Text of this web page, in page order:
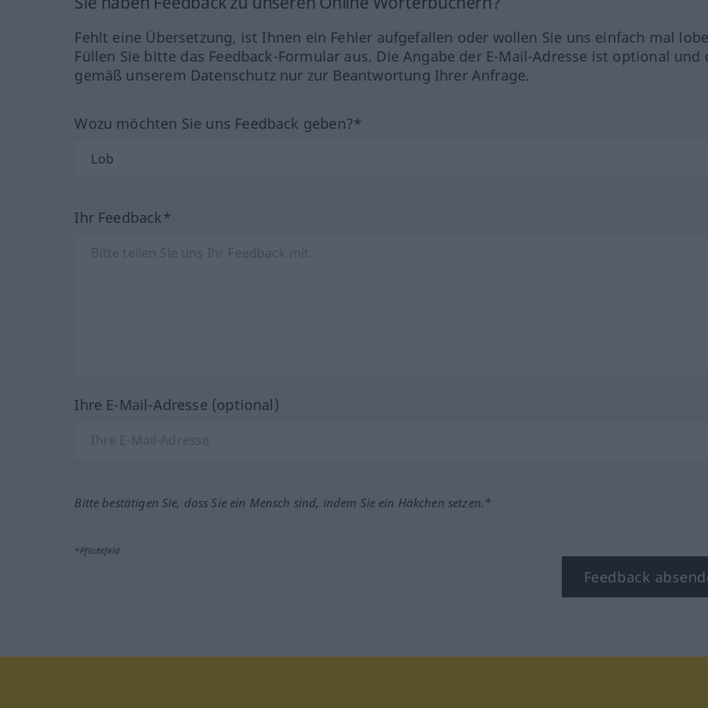
Fehlt eine Übersetzung, ist Ihnen ein Fehler aufgefallen oder wollen Sie uns einfach mal
Füllen Sie bitte das Feedback-Formular aus. Die Angabe der E-Mail-Adresse ist optional und
gemäß unserem Datenschutz nur zur Beantwortung Ihrer Anfrage.
Wozu möchten Sie uns Feedback geben?*
Ihr Feedback*
Ihre E-Mail-Adresse (optional)
Bitte bestätigen Sie, dass Sie ein Mensch sind, indem Sie ein Häkchen setzen.*
*Pflichtfeld
Feedback